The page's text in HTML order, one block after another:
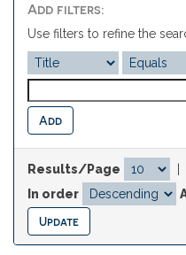
Add filters:
Use filters to refine the
Results/Page
In order